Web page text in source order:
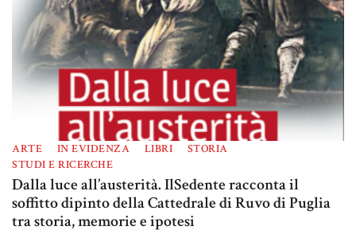
ARTE IN EVIDENZA LIBRI
STORIA
STUDI E RICERCHE
Dalla luce all’austerità. IlSedente racconta il
soffitto dipinto della Cattedrale di Ruvo di Puglia
tra storia, memorie e ipotesi